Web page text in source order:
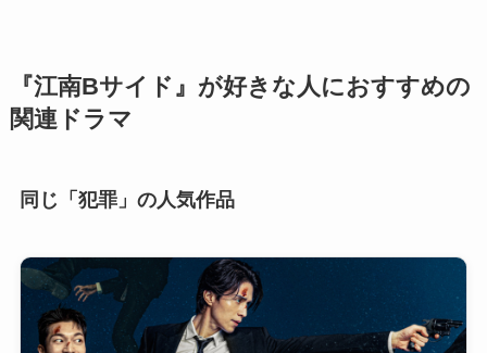
『江南Bサイド』が好きな人におすすめの
関連ドラマ
同じ「犯罪」の人気作品